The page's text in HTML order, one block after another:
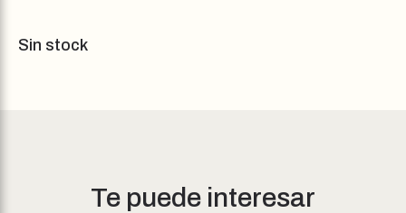
Sin stock
Te puede interesar